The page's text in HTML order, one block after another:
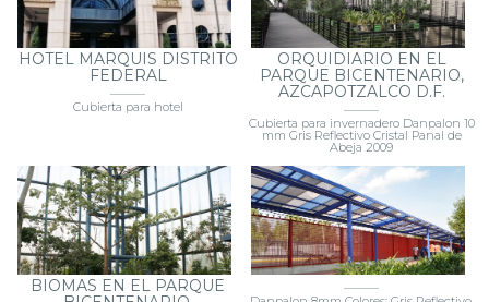
HOTEL MARQUIS DISTRITO
FEDERAL
ORQUIDIARIO EN EL
PARQUE BICENTENARIO,
AZCAPOTZALCO D.F.
Cubierta para invernadero Danpalon 10
mm Gris Reflectivo Cristal Panal de
Abeja 2009